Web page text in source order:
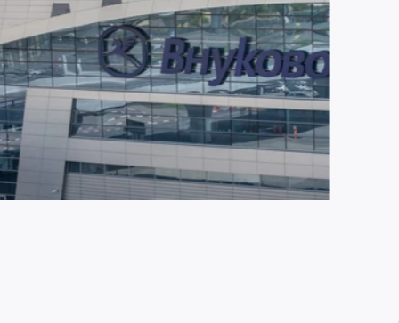
2026 2135
Внуково становится партнером
Шереметьево по управлению
Домодедово